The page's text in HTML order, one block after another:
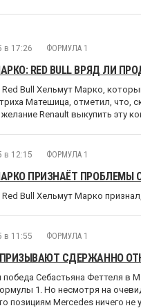
в 17:26 ФОРМУЛА 1
RED BULL ВРЯД ЛИ
Red Bull Хельмут Марко,
Матешица, отметил, что,
Renault выкупить эту
в 12:15 ФОРМУЛА 1
ПРИЗНАЁТ ПРОБЛЕМЫ С
Red Bull Хельмут Марко
в 11:55 ФОРМУЛА 1
СДЕРЖАННО
победа Себастьяна Феттеля в
1. Но несмотря на
позициям Mercedes ничего не